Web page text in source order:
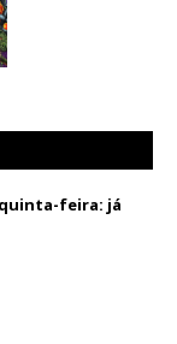
feira: já